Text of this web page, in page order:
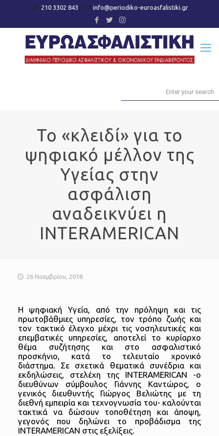
210 3302 843 info@periodiko-euroasfalistiki.gr
Το «κλειδί» για το
ψηφιακό μέλλον της
Υγείας στην
ασφάλιση
αναδεικνύει η
INTERAMERICAN
26 Νοεμβρίου, 2018
Η ψηφιακή Υγεία, από την πρόληψη και τις
πρωτοβάθμιες υπηρεσίες, τον τρόπο ζωής και
τον τακτικό έλεγχο μέχρι τις νοσηλευτικές και
επεμβατικές υπηρεσίες, αποτελεί το κυρίαρχο
θέμα συζήτησης και στο ασφαλιστικό
προσκήνιο, κατά το τελευταίο χρονικό
διάστημα. Σε σχετικά θεματικά συνέδρια και
εκδηλώσεις, στελέχη της INTERAMERICAN -ο
διευθύνων σύμβουλος Γιάννης Καντώρος, ο
γενικός διευθυντής Γιώργος Βελιώτης με τη
διεθνή εμπειρία και τεχνογνωσία του- καλούνται
τακτικά να δώσουν τοποθέτηση και άποψη,
γεγονός που δηλώνει το προβάδισμα της
INTERAMERICAN στις εξελίξεις.